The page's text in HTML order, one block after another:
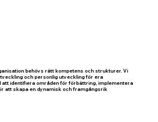
behövs rätt kompetens och strukturer. Vi
och personlig utveckling för era
identifiera områden för förbättring, implementera
att skapa en dynamisk och framgångsrik